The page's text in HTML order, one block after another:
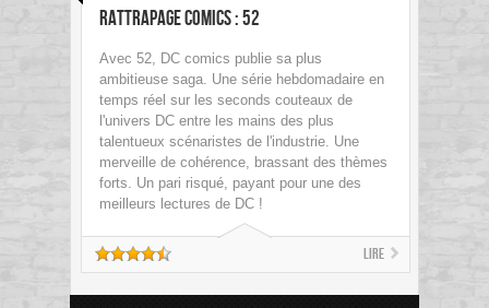
Rattrapage Comics : 52
Avec 52, DC comics publie sa plus
ambitieuse saga. Une série hebdomadaire en
temps réel sur les seconds couteaux de
l'univers DC entre les mains des plus
talentueux scénaristes de l'industrie. Une
merveille de cohérence, brassant des thèmes
forts. Un pari risqué, payant pour une des
meilleurs lectures de DC !
Lire